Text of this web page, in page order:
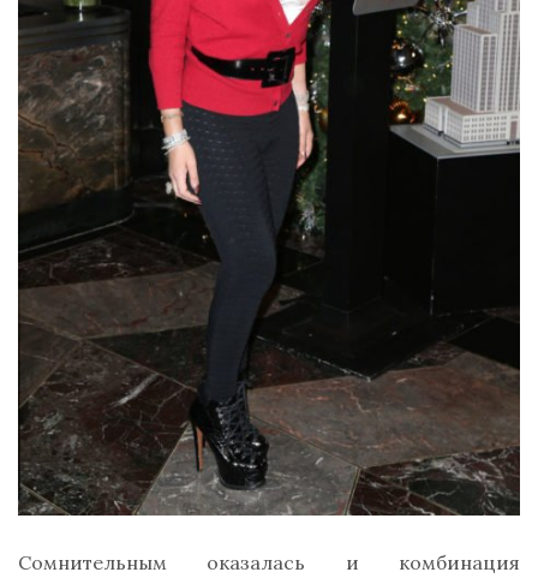
Сомнительным оказалась и комбинация